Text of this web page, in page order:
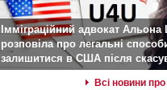
Імміграційний адвокат
розповіла про легальні
залишитися в США після
Всі новини